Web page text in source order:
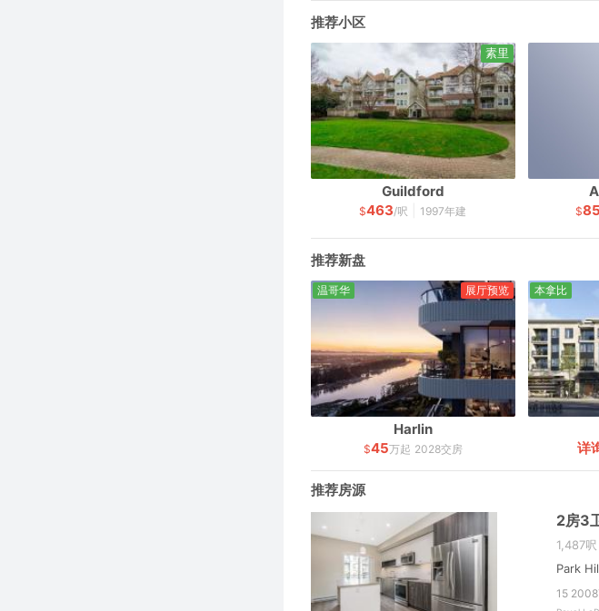
推荐小区
Guildford
$463/呎 1997年建
素里
$
推荐新盘
Harlin
$45万起 2028交房
温哥华 展厅预览
详
本拿比
推荐房源
2房3
1,487呎
Park
15